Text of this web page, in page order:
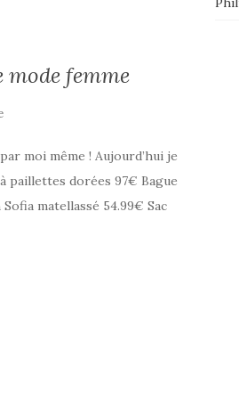
mode femme
moi même ! Aujourd’hui je
paillettes dorées 97€ Bague
matellassé 54.99€ Sac